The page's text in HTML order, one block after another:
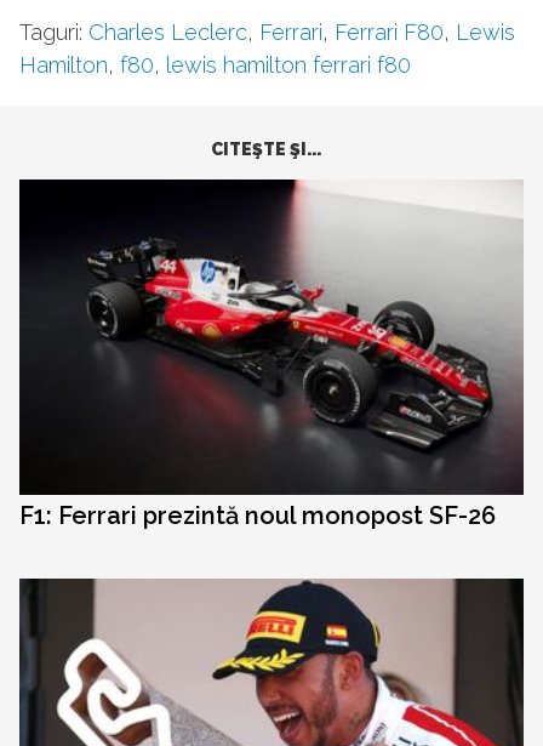
Taguri: Charles Leclerc, Ferrari, Ferrari F80, Lewis
Hamilton, f80, lewis hamilton ferrari f80
CITEŞTE ŞI...
F1: Ferrari prezintă noul monopost SF-26